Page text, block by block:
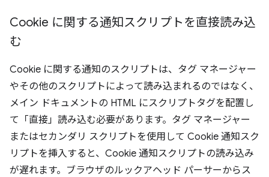
Cookie に関する通知スクリプトを直接読み込
む
Cookie に関する通知のスクリプトは、タグ マネージャー
やその他のスクリプトによって読み込まれるのではなく、
メイン ドキュメントの HTML にスクリプトタグを配置し
て「直接」読み込む必要があります。タグ マネージャー
またはセカンダリ スクリプトを使用して Cookie 通知スク
リプトを挿入すると、Cookie 通知スクリプトの読み込み
が遅れます。ブラウザのルックアヘッド パーサーからス